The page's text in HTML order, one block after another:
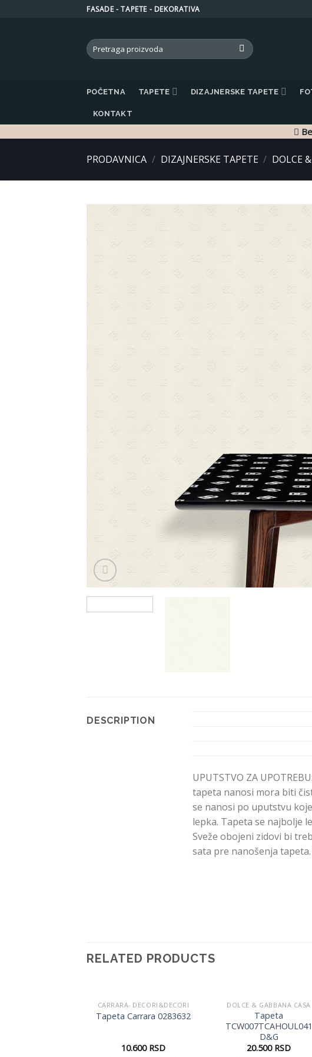
FASADE - TAPETE - DEKORATIVA
Search
for:
POČETNA TAPETE DIZAJNERSKE TAPETE
KONTAKT
PRODAVNICA / DIZAJNERSKE TAPETE / DOLCE
DESCRIPTION
UPUTSTVO ZA
tapeta nanosi mora biti
se nanosi po uputstvu
lepka. Tapeta se najbolje
Sveže obojeni zidovi bi
sata pre nanošenja
RELATED PRODUCTS
Dodaj
u listu
CARRARA- DECORI&DECORI
Tapeta Carrara 0283632
10.600 RSD
želja
DOLCE & GABBANA CASA
Tapeta
TCW007TCAHOUL041
D&G
20.500 RSD